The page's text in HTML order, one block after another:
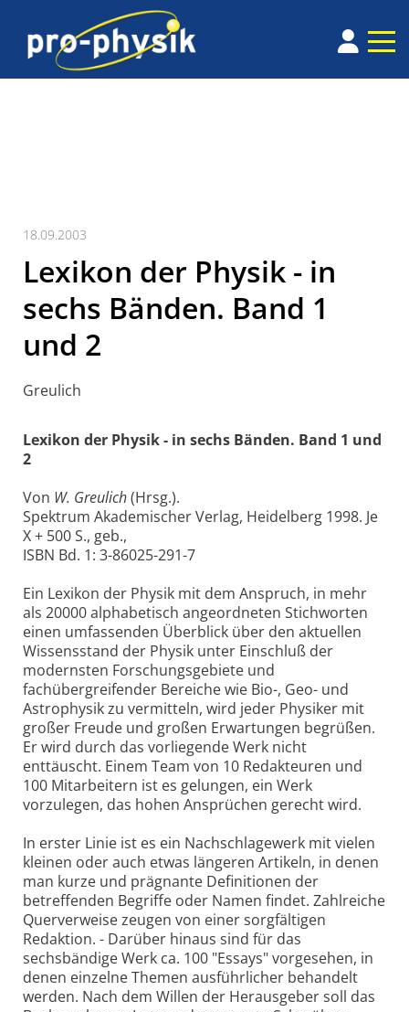
18.09.2003
Lexikon der Physik - in
sechs Bänden. Band 1
und 2
Greulich
Lexikon der Physik - in sechs Bänden. Band 1 und
2
Von W. Greulich(Hrsg.).
Spektrum Akademischer Verlag, Heidelberg 1998. Je
X + 500 S., geb.,
ISBN Bd. 1: 3-86025-291-7
Ein Lexikon der Physik mit dem Anspruch, in mehr
als 20000 alphabetisch angeordneten Stichworten
einen umfassenden Überblick über den aktuellen
Wissensstand der Physik unter Einschluß der
modernsten Forschungsgebiete und
fachübergreifender Bereiche wie Bio-, Geo- und
Astrophysik zu vermitteln, wird jeder Physiker mit
großer Freude und großen Erwartungen begrüßen.
Er wird durch das vorliegende Werk nicht
enttäuscht. Einem Team von 10 Redakteuren und
100 Mitarbeitern ist es gelungen, ein Werk
vorzulegen, das hohen Ansprüchen gerecht wird.
In erster Linie ist es ein Nachschlagewerk mit vielen
kleinen oder auch etwas längeren Artikeln, in denen
man kurze und prägnante Definitionen der
betreffenden Begriffe oder Namen findet. Zahlreiche
Querverweise zeugen von einer sorgfältigen
Redaktion. - Darüber hinaus sind für das
sechsbändige Werk ca. 100 "Essays" vorgesehen, in
denen einzelne Themen ausführlicher behandelt
werden. Nach dem Willen der Herausgeber soll das